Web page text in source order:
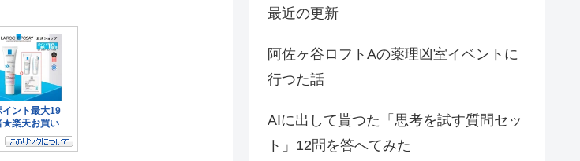
最近の更新
阿佐ヶ谷ロフトAの薬理凶室イベントに
行つた話
AIに出して貰つた「思考を試す質問セッ
ト」12問を答へてみた